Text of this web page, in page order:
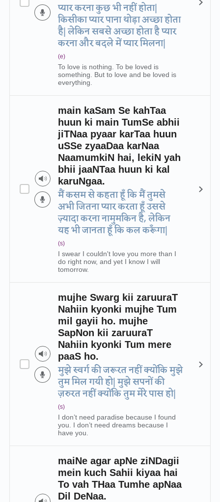
प्यार करना कुछ भी नहीं होता|
किसीका प्यार पाना थोड़ा अच्छा होता
है| लेकिन सबसे अच्छा होता है प्यार
करना और बदले में प्यार मिलना|
(e)
To love is nothing. To be loved is
something. But to love and be loved is
everything.
main kaSam Se kahTaa
huun ki main TumSe abhii
jiTNaa pyaar karTaa huun
uSSe zyaaDaa karNaa
NaamumkiN hai, lekiN yah
bhii jaaNTaa huun ki kal
karuNgaa.
मैं कसम से कहता हूँ कि मैं तुमसे
अभी जितना प्यार करता हूँ उससे
ज़्यादा करना नामुमकिन है, लेकिन
यह भी जानता हूँ कि कल करूँगा|
(s)
I swear I couldn't love you more than I
do right now, and yet I know I will
tomorrow.
mujhe Swarg kii zaruuraT
Nahiin kyonki mujhe Tum
mil gayii ho. mujhe
SapNon kii zaruuraT
Nahiin kyonki Tum mere
paaS ho.
मुझे स्वर्ग की जरूरत नहीं क्योंकि मुझे
तुम मिल गयी हो| मुझे सपनों की
ज़रुरत नहीं क्योंकि तुम मेरे पास हो|
(s)
I don’t need paradise because I found
you. I don’t need dreams because I
have you.
maiNe agar apNe ziNDagii
mein kuch Sahii kiyaa hai
To vah THaa Tumhe apNaa
Dil DeNaa.